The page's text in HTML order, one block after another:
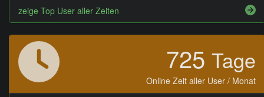
zeige Top User aller Zeiten
725 Tage
Online Zeit aller User / Monat